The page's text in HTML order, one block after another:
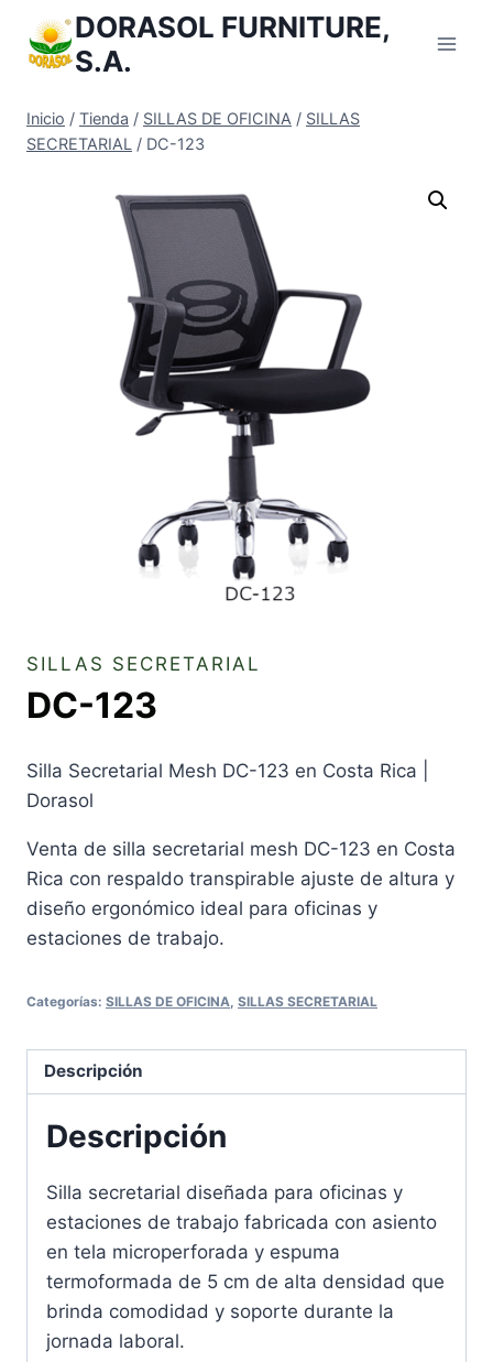
Contenido
DORASOL FURNITURE,
S.A.
Inicio / Tienda / SILLAS DE OFICINA / SILLAS
SECRETARIAL / DC-123
SILLAS SECRETARIAL
DC-123
Silla Secretarial Mesh DC-123 en Costa Rica |
Dorasol
Venta de silla secretarial mesh DC-123 en Costa
Rica con respaldo transpirable ajuste de altura y
diseño ergonómico ideal para oficinas y
estaciones de trabajo.
Categorías: SILLAS DE OFICINA SILLAS SECRETARIAL
Descripción
Descripción
Silla secretarial diseñada para oficinas y
estaciones de trabajo fabricada con asiento
en tela microperforada y espuma
termoformada de 5 cm de alta densidad que
brinda comodidad y soporte durante la
jornada laboral.